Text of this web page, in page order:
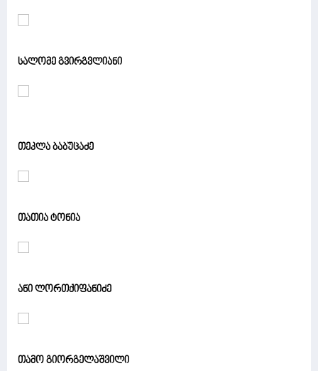
სალომე გვირგვლიანი
თეკლა ბაბუცაძე
თათია ტონია
ანი ლორთქიფანიძე
თამო გიორგელაშვილი